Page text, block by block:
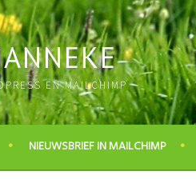
EN MAILCHIMP
NIEUWSBRIEF IN MAILCHIMP